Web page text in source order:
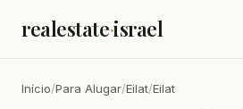
realestate·israel
Início/Para Alugar/Eilat/Eilat